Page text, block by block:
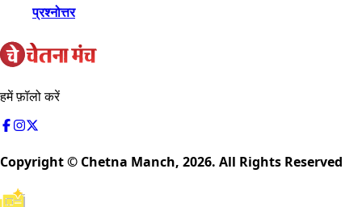
प्रश्नोत्तर
हमें फ़ॉलो करें
Copyright © Chetna Manch, 2026. All Rights Reserved